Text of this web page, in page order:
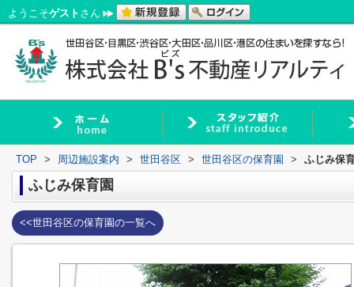
ようこそゲスト さん
TOP > 周辺施設案内 > 世田谷区 > 世田谷区の保育園 > ふじみ保
ふじみ保育園
<<世田谷区の保育園の一覧へ